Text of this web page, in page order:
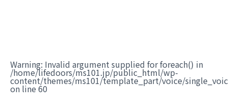
Warning: Invalid argument supplied for foreach() in
/home/lifedoors/ms101.jp/public_html/wp-
content/themes/ms101/template_part/voice/
on line 60